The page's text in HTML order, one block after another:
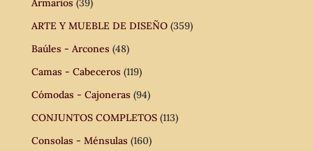
Armarios (39)
ARTE Y MUEBLE DE DISEÑO (359)
Baúles - Arcones (48)
Camas - Cabeceros (119)
Cómodas - Cajoneras (94)
CONJUNTOS COMPLETOS (113)
Consolas - Ménsulas (160)